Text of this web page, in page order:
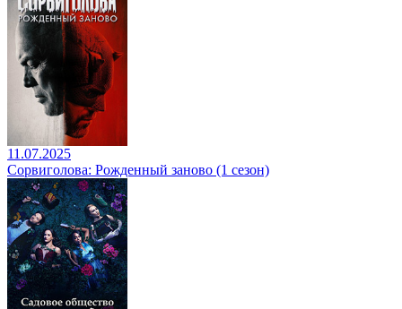
11.07.2025
Сорвиголова: Рожденный заново (1 сезон)